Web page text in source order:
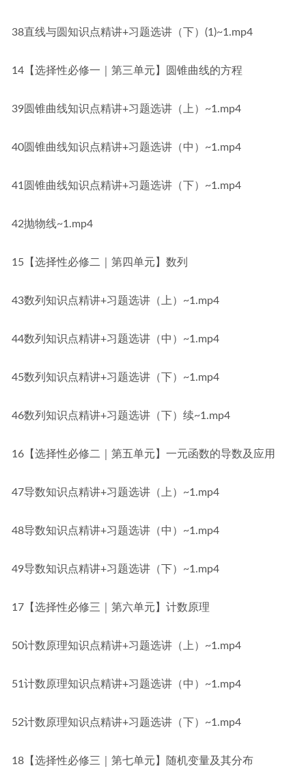
38直线与圆知识点精讲+习题选讲（下）(1)~1.mp4
14【选择性必修一｜第三单元】圆锥曲线的方程
39圆锥曲线知识点精讲+习题选讲（上）~1.mp4
40圆锥曲线知识点精讲+习题选讲（中）~1.mp4
41圆锥曲线知识点精讲+习题选讲（下）~1.mp4
42抛物线~1.mp4
15【选择性必修二｜第四单元】数列
43数列知识点精讲+习题选讲（上）~1.mp4
44数列知识点精讲+习题选讲（中）~1.mp4
45数列知识点精讲+习题选讲（下）~1.mp4
46数列知识点精讲+习题选讲（下）续~1.mp4
16【选择性必修二｜第五单元】一元函数的导数及应用
47导数知识点精讲+习题选讲（上）~1.mp4
48导数知识点精讲+习题选讲（中）~1.mp4
49导数知识点精讲+习题选讲（下）~1.mp4
17【选择性必修三｜第六单元】计数原理
50计数原理知识点精讲+习题选讲（上）~1.mp4
51计数原理知识点精讲+习题选讲（中）~1.mp4
52计数原理知识点精讲+习题选讲（下）~1.mp4
18【选择性必修三｜第七单元】随机变量及其分布